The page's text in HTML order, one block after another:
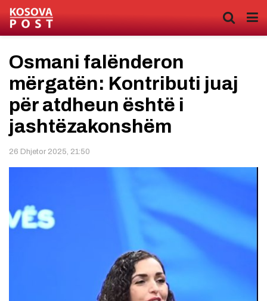
Osmani falënderon
mërgatën: Kontributi juaj
për atdheun është i
jashtëzakonshëm
26 Dhjetor 2025, 21:50